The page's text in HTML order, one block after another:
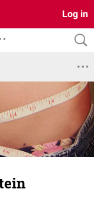
Log in